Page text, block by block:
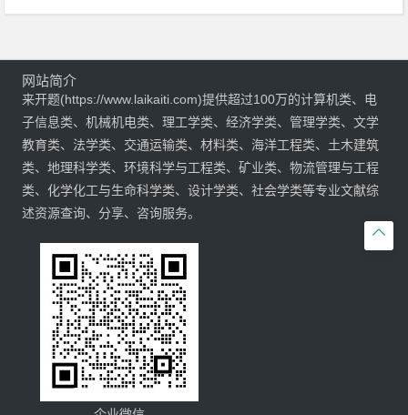

网站简介
来开题(https://www.laikaiti.com)提供超过100万的计算机类、电
子信息类、机械机电类、理工学类、经济学类、管理学类、文学
教育类、法学类、交通运输类、材料类、海洋工程类、土木建筑
类、地理科学类、环境科学与工程类、矿业类、物流管理与工程
类、化学化工与生命科学类、设计学类、社会学类等专业文献综
述资源查询、分享、咨询服务。